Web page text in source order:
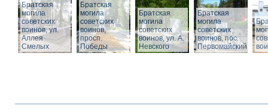
Братская
могила
советских
воинов, ул.
Аллея
Смелых
Братская
могила
советских
воинов,
просп.
Победы
Братская
могила
советских
воинов, ул. А.
Невского
Братская
могила
советских
воинов, пос.
Первомайский